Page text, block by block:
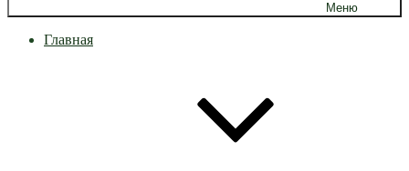
Меню
Главная